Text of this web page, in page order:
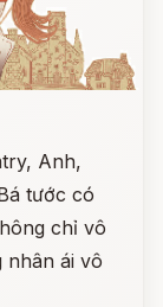
Anh,
tước có
chỉ vô
nhân ái vô